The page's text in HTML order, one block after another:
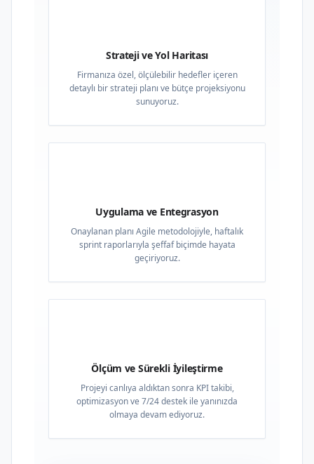
Strateji ve Yol Haritası
Firmanıza özel, ölçülebilir hedefler içeren
detaylı bir strateji planı ve bütçe projeksiyonu
sunuyoruz.
Uygulama ve Entegrasyon
Onaylanan planı Agile metodolojiyle, haftalık
sprint raporlarıyla şeffaf biçimde hayata
geçiriyoruz.
Ölçüm ve Sürekli İyileştirme
Projeyi canlıya aldıktan sonra KPI takibi,
optimizasyon ve 7/24 destek ile yanınızda
olmaya devam ediyoruz.